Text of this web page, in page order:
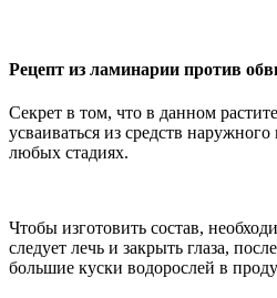
Рецепт из ламинарии против
Секрет в том, что в данном
усваиваться из средств
любых стадиях.
Чтобы изготовить состав,
следует лечь и закрыть глаза,
большие куски водорослей в